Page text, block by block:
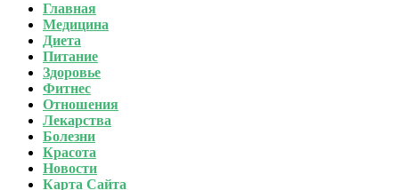
Главная
Медицина
Диета
Питание
Здоровье
Фитнес
Отношения
Лекарства
Болезни
Красота
Новости
Карта Сайта